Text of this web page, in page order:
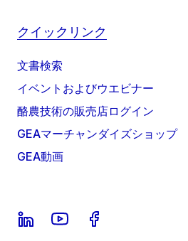
クイックリンク
文書検索
イベントおよびウエビナー
酪農技術の販売店ログイン
GEAマーチャンダイズショップ
GEA動画